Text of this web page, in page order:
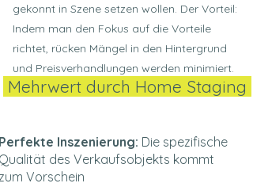
gekonnt in Szene setzen wollen. Der Vorteil:
Indem man den Fokus auf die Vorteile
richtet, rücken Mängel in den Hintergrund
und Preisverhandlungen werden minimiert.
Inszenierung: Die spezifische
des Verkaufsobjekts kommt
Vorschein
Mehrwert durch Home Staging